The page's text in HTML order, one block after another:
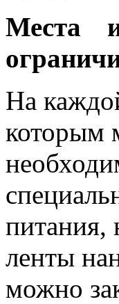
Места
На
которым
питания,
ленты
можно